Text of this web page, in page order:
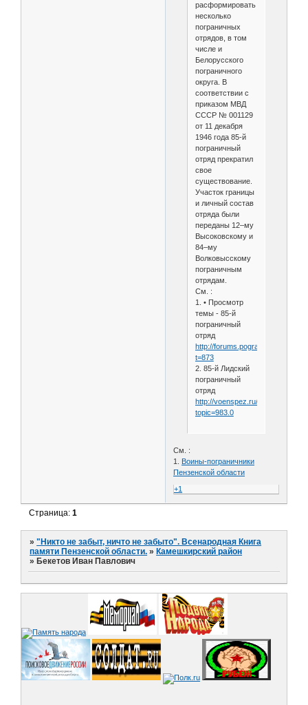
расформировать
несколько
пограничных
отрядов, в том
числе и
Белорусского
пограничного
округа. В
соответствии с
приказом МВД
СССР № 001129
от 11 декабря
1946 года 85-й
пограничный
отряд прекратил
свое
существование.
Участок границы
и личный состав
отряда были
переданы 12–му
Высоковскому и
84–му
Волковысскому
пограничным
отрядам.
См. :
1. • Просмотр
темы - 85-й
пограничный
отряд
http://forums.pogranec.by/
t=873
2. 85-й Лидский
пограничный
отряд
http://voenspez.ru/index.php?
topic=983.0
См. :
1. Воины-пограничники
Пензенской области
+1
Страница:1
»"Никто не забыт, ничто не забыто". Всенародная Книга
памяти Пензенской области. » Камешкирский район
» Бекетов Иван Павлович